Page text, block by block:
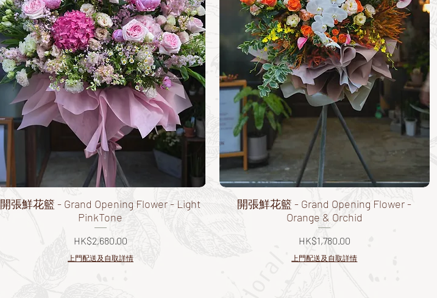
開張鮮花籃 - Grand Opening Flower - Light
PinkTone
價格
HK$2,680.00
上門配送及自取詳情
開張鮮花籃 - Grand Opening Flower -
Orange & Orchid
價格
HK$1,780.00
上門配送及自取詳情